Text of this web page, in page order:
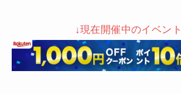
↓現在開催中のイベン